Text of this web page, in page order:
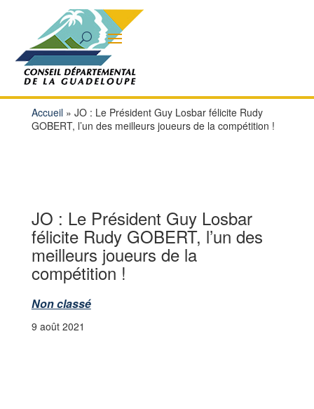
Accueil» JO : Le Président Guy Losbar félicite Rudy
GOBERT, l’un des meilleurs joueurs de la compétition !
JO : Le Président Guy Losbar
félicite Rudy GOBERT, l’un des
meilleurs joueurs de la
compétition !
Non classé
9 août 2021